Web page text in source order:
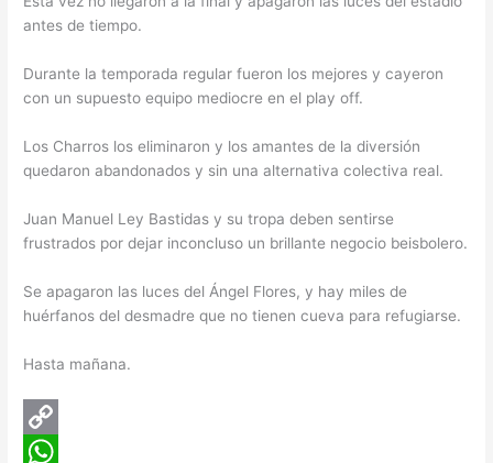
antes de tiempo.
Durante la temporada regular fueron los mejores y cayeron
con un supuesto equipo mediocre en el play off.
Los Charros los eliminaron y los amantes de la diversión
quedaron abandonados y sin una alternativa colectiva real.
Juan Manuel Ley Bastidas y su tropa deben sentirse
frustrados por dejar inconcluso un brillante negocio beisbolero.
Se apagaron las luces del Ángel Flores, y hay miles de
huérfanos del desmadre que no tienen cueva para refugiarse.
Hasta mañana.
C